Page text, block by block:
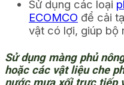
Sử dụng các loại
ECOMCO để cải
vật có lợi, giúp bộ
Sử dụng màng phủ
hoặc các vật liệu che
nước mưa xối trực tiếp